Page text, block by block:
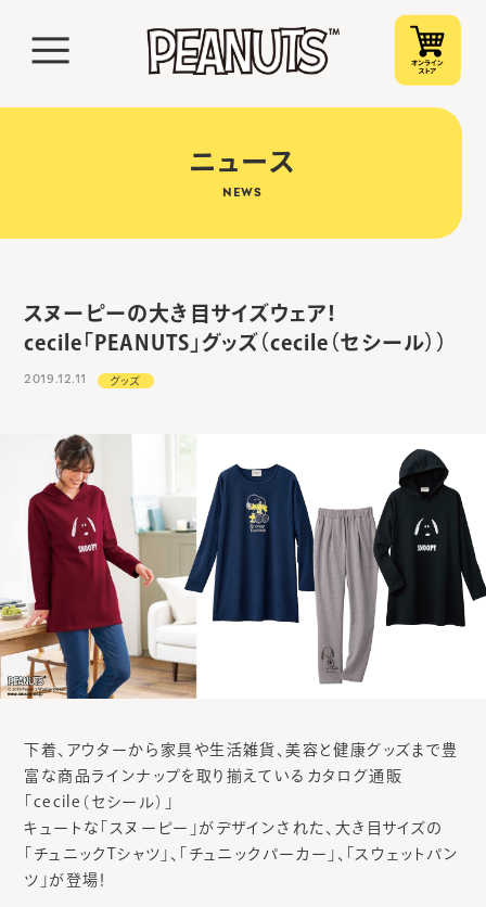
ニュース
NEWS
スヌーピーの大き目サイズウェア！
cecile「PEANUTS」グッズ（cecile（セシール））
2019.12.11 グッズ
下着、アウターから家具や生活雑貨、美容と健康グッズまで豊
富な商品ラインナップを取り揃えているカタログ通販
「cecile（セシール）」
キュートな「スヌーピー」がデザインされた、大き目サイズの
「チュニックTシャツ」、「チュニックパーカー」、「スウェットパン
ツ」が登場！